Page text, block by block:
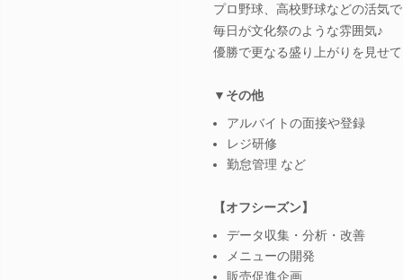
プロ野球、高校野球などの活気で
毎日が文化祭のような雰囲気♪
優勝で更なる盛り上がりを見せ
▼その他
アルバイトの面接や登録
レジ研修
勤怠管理 など
【オフシーズン】
データ収集・分析・改善
メニューの開発
販売促進企画